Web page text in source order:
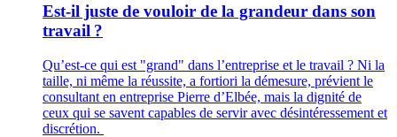
Est-il juste de vouloir de la grandeur dans son
travail ?
Qu’est-ce qui est "grand" dans l’entreprise et le travail ? Ni la
taille, ni même la réussite, a fortiori la démesure, prévient le
consultant en entreprise Pierre d’Elbée, mais la dignité de
ceux qui se savent capables de servir avec désintéressement et
discrétion.